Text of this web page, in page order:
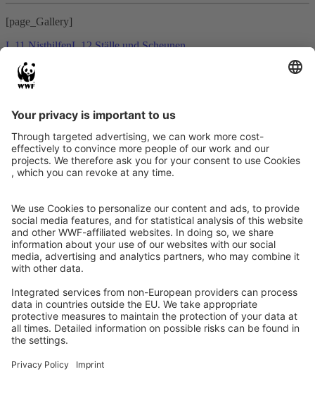
[page_Gallery]
L 11 NisthilfenL 12 Ställe und Scheunen
Impressum
Eine Initiative von
Partner & Auszeichnungen
Ein Projekt der Aktionsplattform von Unternehmen Biologische
Vielfalt 2020